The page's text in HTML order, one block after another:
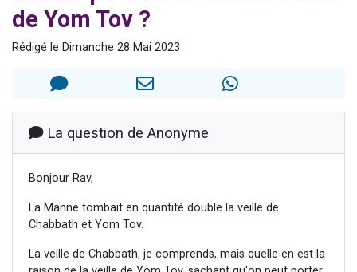
Il reste 49 places pour étudier en groupe sur Zoom
Eva vient de donner son Maasser
de Yom Tov ?
Rédigé le Dimanche 28 Mai 2023
La question de Anonyme
Bonjour Rav,
La Manne tombait en quantité double la veille de
Chabbath et Yom Tov.
La veille de Chabbath, je comprends, mais quelle en est la